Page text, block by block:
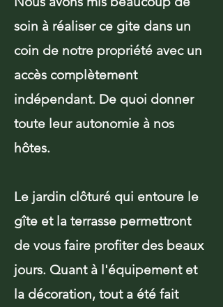
soin à réaliser ce gite dans un
coin de notre propriété avec un
accès complètement
indépendant. De quoi donner
toute leur autonomie à nos
hôtes.
Le jardin clôturé qui entoure le
gîte et la terrasse permettront
de vous faire profiter des beaux
jours. Quant à l'équipement et
la décoration, tout a été fait